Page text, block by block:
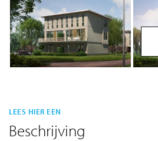
LEES HIER EEN
Beschrijving